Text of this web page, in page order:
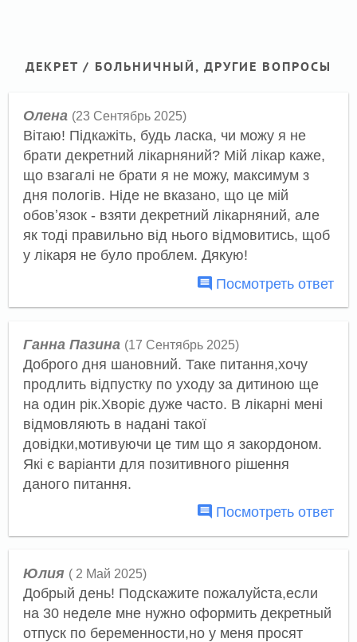
ДЕКРЕТ / БОЛЬНИЧНЫЙ, ДРУГИЕ ВОПРОСЫ
Олена (23 Сентябрь 2025)
Вітаю! Підкажіть, будь ласка, чи можу я не
брати декретний лікарняний? Мій лікар каже,
що взагалі не брати я не можу, максимум з
дня пологів. Ніде не вказано, що це мій
обовʼязок - взяти декретний лікарняний, але
як тоді правильно від нього відмовитись, щоб
у лікаря не було проблем. Дякую!
Посмотреть ответ
Ганна Пазина (17 Сентябрь 2025)
Доброго дня шановний. Таке питання,хочу
продлить відпустку по уходу за дитиною ще
на один рік.Хворіє дуже часто. В лікарні мені
відмовляють в надані такої
довідки,мотивуючи це тим що я закордоном.
Які є варіанти для позитивного рішення
даного питання.
Посмотреть ответ
Юлия ( 2 Май 2025)
Добрый день! Подскажите пожалуйста,если
на 30 неделе мне нужно оформить декретный
отпуск по беременности,но у меня просят